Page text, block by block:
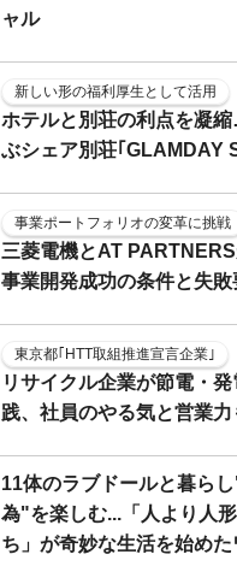
ャル
新しい形の福利厚生として活用
ホテルと別荘の利点を凝
ぶシェア別荘｢GLAMDAY
事業ポートフォリオの変革に挑戦
三菱電機とAT
事業開発成功の条件と失敗
東京都｢HTT取組推進宣言企業｣
リサイクル企業が節電・
践、社員のやる気と営業力
11体のラブドールと暮ら
為"を楽しむ...「人より人
ち」が奇妙な生活を始めた